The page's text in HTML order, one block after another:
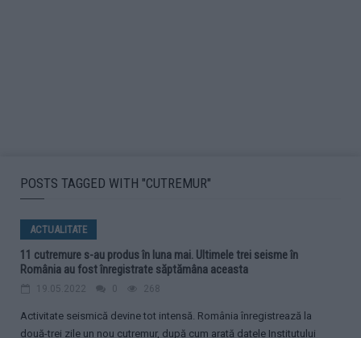
POSTS TAGGED WITH "CUTREMUR"
ACTUALITATE
11 cutremure s-au produs în luna mai. Ultimele trei seisme în
România au fost înregistrate săptămâna aceasta
19.05.2022 0 268
Activitate seismică devine tot intensă. România înregistrează la
două-trei zile un nou cutremur, după cum arată datele Institutului